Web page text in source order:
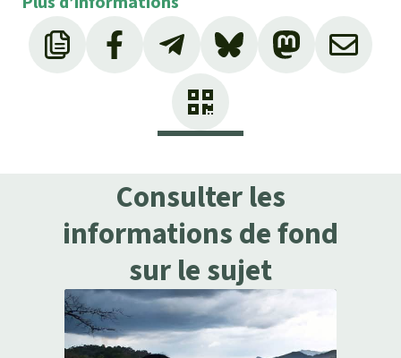
Consulter les
informations de fond
sur le sujet